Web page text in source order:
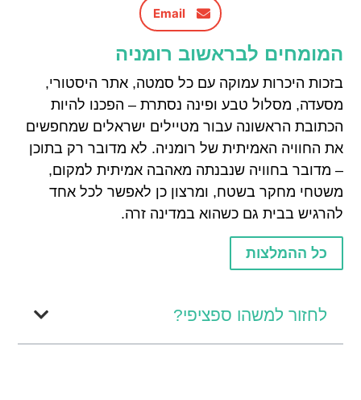
Email
המומחים לבראשוב רומניה
בזכות היכרות עמוקה עם כל סמטה, אתר היסטורי,
מסעדה, מסלול טבע ופינה נסתרת – הפכנו להיות
הכתובת הראשונה עבור מטיילים ישראלים שמחפשים
את החוויה האמיתית של רומניה. לא מדובר רק בתוכן
– מדובר בחוויה שנבנתה מאהבה אמיתית למקום,
משטחי מחקר בשטח, ומרצון כן לאפשר לכל אחד
להרגיש בבית גם כשהוא במדינה זרה.
כל ההמלצות
לחזור למשהו ספציפי?